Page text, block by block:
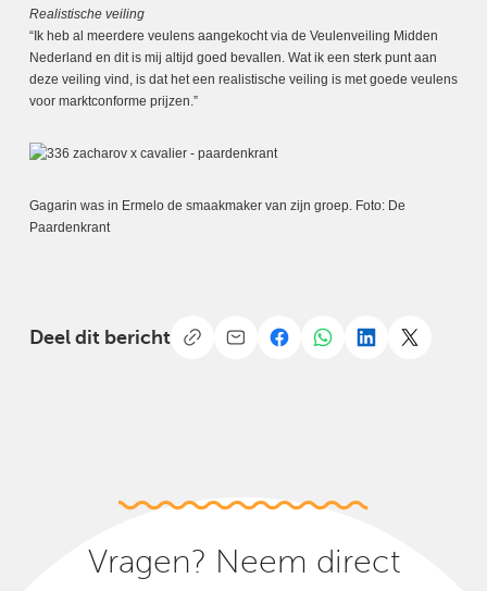
Realistische veiling
“Ik heb al meerdere veulens aangekocht via de Veulenveiling Midden
Nederland en dit is mij altijd goed bevallen. Wat ik een sterk punt aan
deze veiling vind, is dat het een realistische veiling is met goede veulens
voor marktconforme prijzen.”
Gagarin was in Ermelo de smaakmaker van zijn groep. Foto: De
Paardenkrant
Deel dit bericht
Vragen? Neem direct